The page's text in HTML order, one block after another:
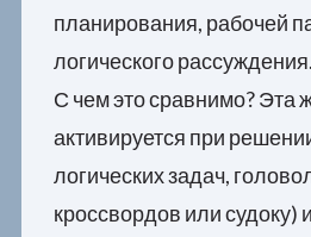
планирования, рабочей
логического рассуждения.
С чем это сравнимо? Эта
активируется при
логических задач,
кроссвордов или судоку)